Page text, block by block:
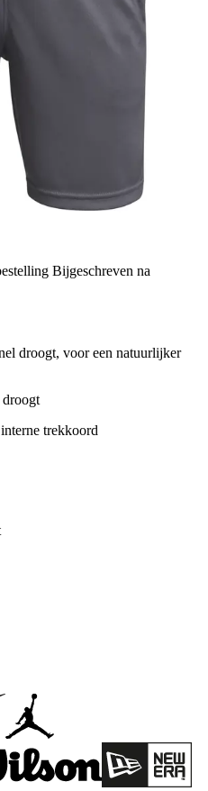
Bijgeschreven na
droogt, voor een natuurlijker
droogt
trekkoord